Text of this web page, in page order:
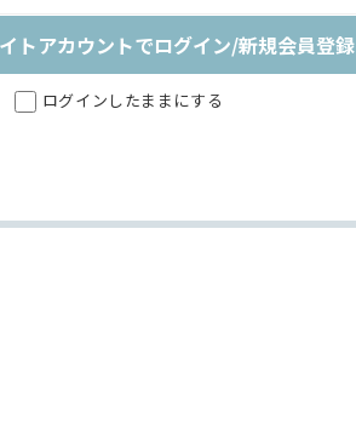
トアカウントでログイン/新規会員登録
ログインしたままにする